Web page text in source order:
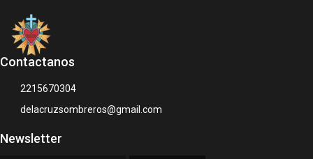
Contactanos
2215670304
delacruzsombreros@gmail.com
Newsletter